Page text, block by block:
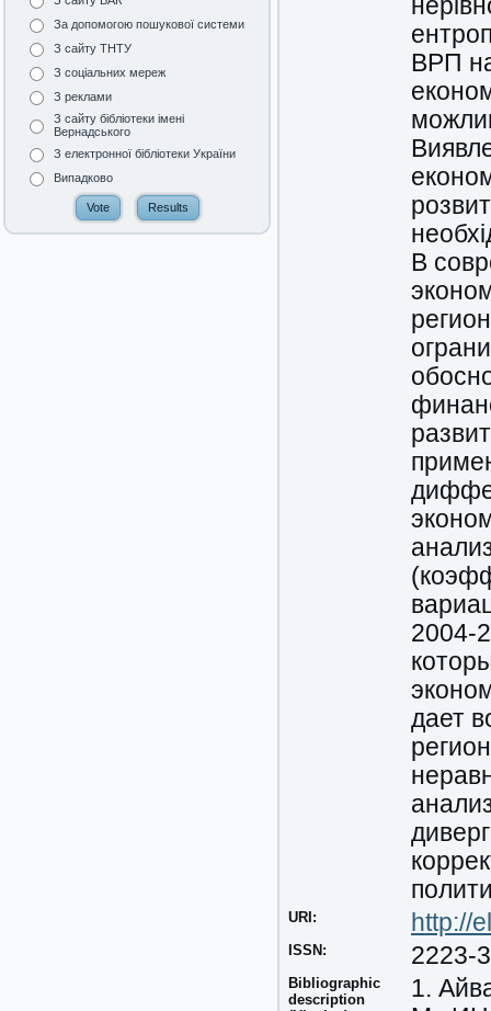
За допомогою пошукової системи
З сайту ТНТУ
З соціальних мереж
З реклами
З сайту бібліотеки імені
Вернадського
З електронної бібліотеки України
Випадково
ВРП
В
2004-
дает
URI: http://
ISSN: 2223-
Bibliographic
description
1.